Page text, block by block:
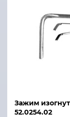
Зажим
52.0254.02